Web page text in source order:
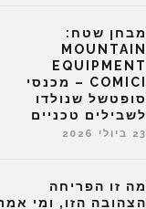
מבחן שטח:
MOUNTAIN
EQUIPMENT
COMICI – מכנסי
סופטשל שנולדו
לשבילים טכניים
23 ביולי 2026
מה זו הפריחה
הצהובה הזו, ומי